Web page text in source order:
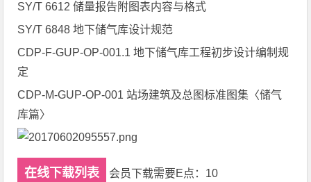
SY/T 6612 储量报告附图表内容与格式
SY/T 6848 地下储气库设计规范
CDP-F-GUP-OP-001.1 地下储气库工程初步设计编制规
定
CDP-M-GUP-OP-001 站场建筑及总图标准图集〈储气
库篇〉
在线下载列表 会员下载需要E点：10